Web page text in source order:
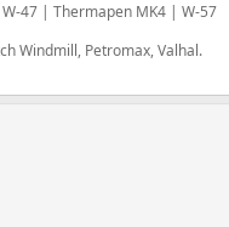
47 | Thermapen MK4 | W-57
Windmill, Petromax, Valhal.